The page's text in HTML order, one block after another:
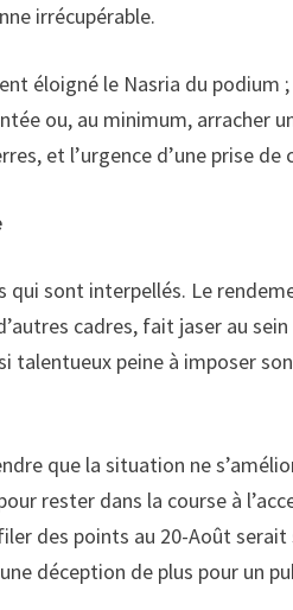
irrécupérable.
éloigné le Nasria du podium
ou, au minimum, arracher
et l’urgence d’une prise de
sont interpellés. Le
cadres, fait jaser au
talentueux peine à imposer
que la situation ne
rester dans la course à
des points au 20-Août serait
déception de plus pour un